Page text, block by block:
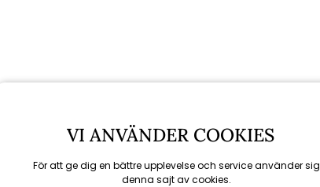
VI ANVÄNDER COOKIES
För att ge dig en bättre upplevelse och service använder sig
denna sajt av cookies.